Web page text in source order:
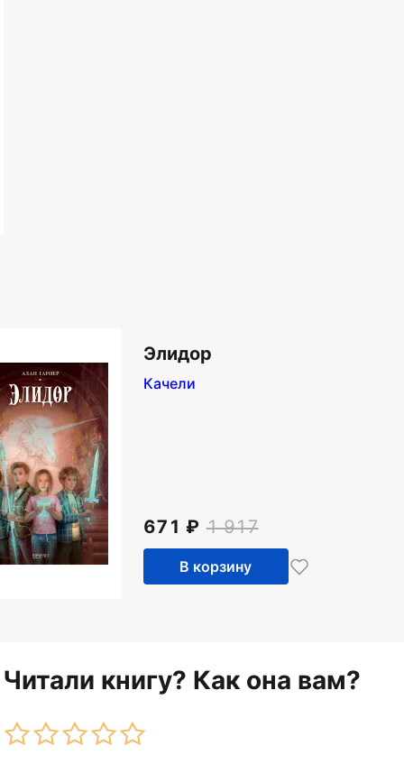
Элидор
Качели
671 1 917
В корзину
Читали книгу? Как она вам?